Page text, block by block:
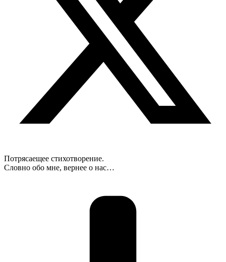
Потрясаещее стихотворение.
Словно обо мне, вернее о нас…